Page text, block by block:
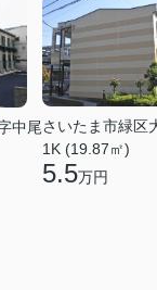
中尾さいたま市緑区
1K (19.87㎡)
5.5万円